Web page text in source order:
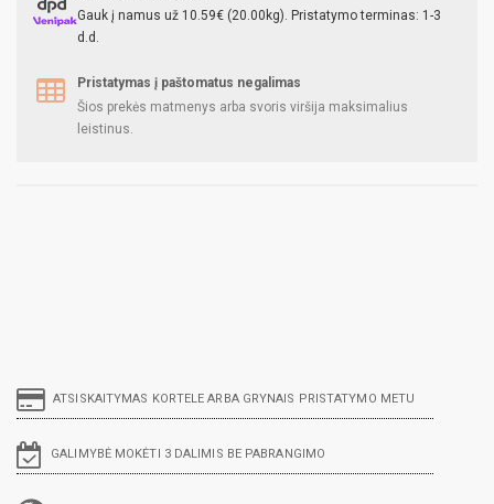
Gauk į namus už 10.59€ (20.00kg). Pristatymo terminas: 1-3
d.d.
Pristatymas į paštomatus negalimas
Šios prekės matmenys arba svoris viršija maksimalius
leistinus.
ATSISKAITYMAS KORTELE ARBA GRYNAIS PRISTATYMO METU
GALIMYBĖ MOKĖTI 3 DALIMIS BE PABRANGIMO